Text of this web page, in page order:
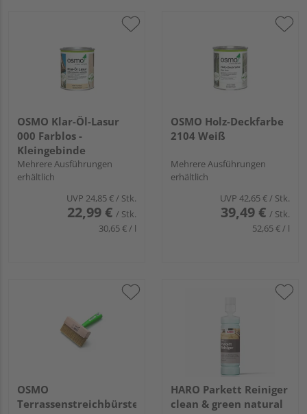
OSMO Klar-Öl-Lasur
000 Farblos -
Kleingebinde
Mehrere Ausführungen
erhältlich
UVP 24,85 €/ Stk.
22,99 € / Stk.
30,65 € / l
OSMO Holz-Deckfarbe
2104 Weiß
Mehrere Ausführungen
erhältlich
UVP 42,65 €/ Stk.
39,49 € / Stk.
52,65 € / l
OSMO
Terrassenstreichbürste
HARO Parkett Reiniger
clean & green natural